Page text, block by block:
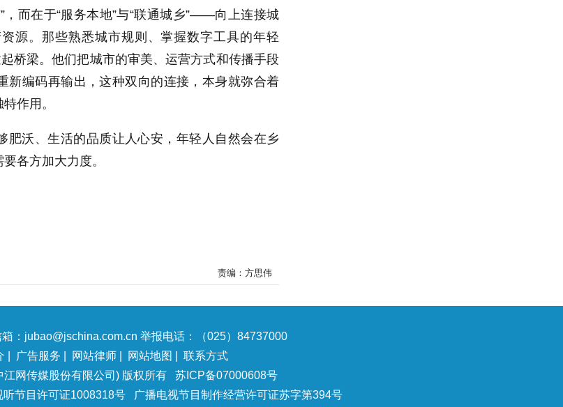
，而在于“服务本地”与“联通城乡”——向上连接城
源。那些熟悉城市规则、掌握数字工具的年轻
桥梁。他们把城市的审美、运营方式和传播手段
新编码再输出，这种双向的连接，本身就弥合着
作用。
肥沃、生活的品质让人心安，年轻人自然会在乡
各方加大力度。
责编：方思伟
：jubao@jschina.com.cn 举报电话：（025）84737000
广告服务 网站律师 网站地图
联系方式
江网传媒股份有限公司) 版权所有 苏ICP备07000608号
听节目许可证1008318号 广播电视节目制作经营许可证苏字第394号